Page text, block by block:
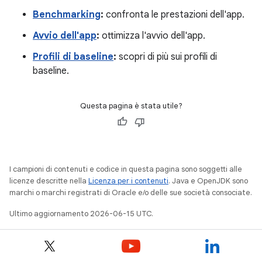
Benchmarking: confronta le prestazioni dell'app.
Avvio dell'app: ottimizza l'avvio dell'app.
Profili di baseline: scopri di più sui profili di
baseline.
Questa pagina è stata utile?
I campioni di contenuti e codice in questa pagina sono soggetti alle
licenze descritte nella Licenza per i contenuti. Java e OpenJDK sono
marchi o marchi registrati di Oracle e/o delle sue società consociate.
Ultimo aggiornamento 2026-06-15 UTC.